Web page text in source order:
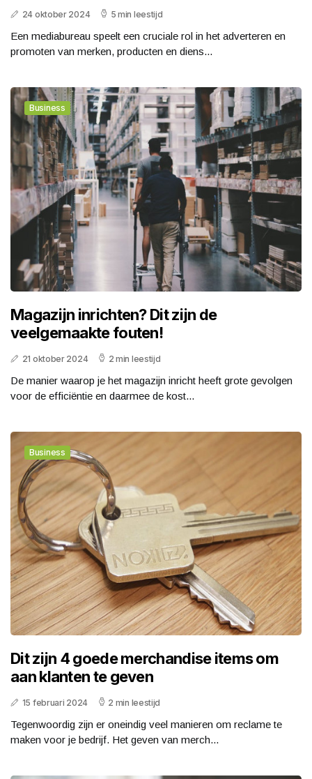
24 oktober 2024 5 min leestijd
Een mediabureau speelt een cruciale rol in het adverteren en
promoten van merken, producten en diens...
Business
Magazijn inrichten? Dit zijn de
veelgemaakte fouten!
21 oktober 2024 2 min leestijd
De manier waarop je het magazijn inricht heeft grote gevolgen
voor de efficiëntie en daarmee de kost...
Business
Dit zijn 4 goede merchandise items om
aan klanten te geven
15 februari 2024 2 min leestijd
Tegenwoordig zijn er oneindig veel manieren om reclame te
maken voor je bedrijf. Het geven van merch...